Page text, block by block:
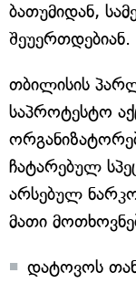
ბათუმიდან,
შეუერთდებიან.
თბილისის
საპროტესტო
ჩატარებულ
არსებულ
მათი
დატოვოს